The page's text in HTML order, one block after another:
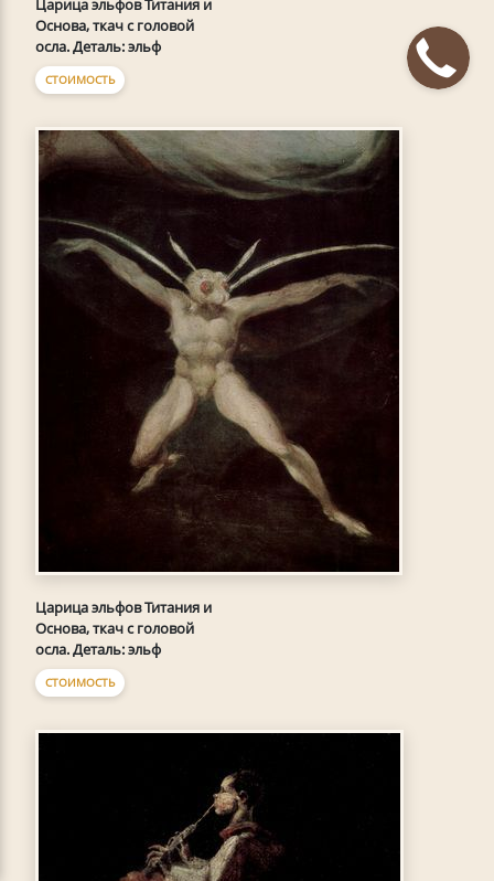
Царица эльфов Титания и
Основа, ткач с головой
осла. Деталь: эльф
СТОИМОСТЬ
Царица эльфов Титания и
Основа, ткач с головой
осла. Деталь: эльф
СТОИМОСТЬ